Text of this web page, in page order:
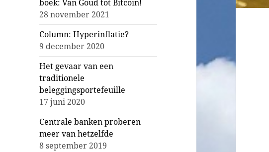
boek: Van Goud tot Bitcoin!
28 november 2021
Column: Hyperinflatie?
9 december 2020
Het gevaar van een
traditionele
beleggingsportefeuille
17 juni 2020
Centrale banken proberen
meer van hetzelfde
8 september 2019